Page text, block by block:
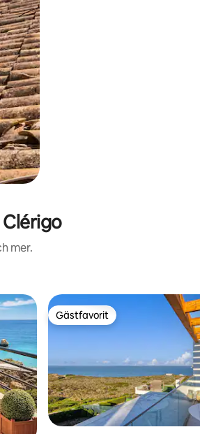
mer.
Gästfavorit
Gästfavorit